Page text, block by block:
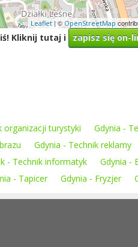
Leaflet| © OpenStreetMap
Kliknij tutaj i zapisz się on-
organizacji turystyki
Gdynia -
Gdynia - Technik reklamy
- Technik informatyk Gdynia -
- Tapicer Gdynia - Fryzjer